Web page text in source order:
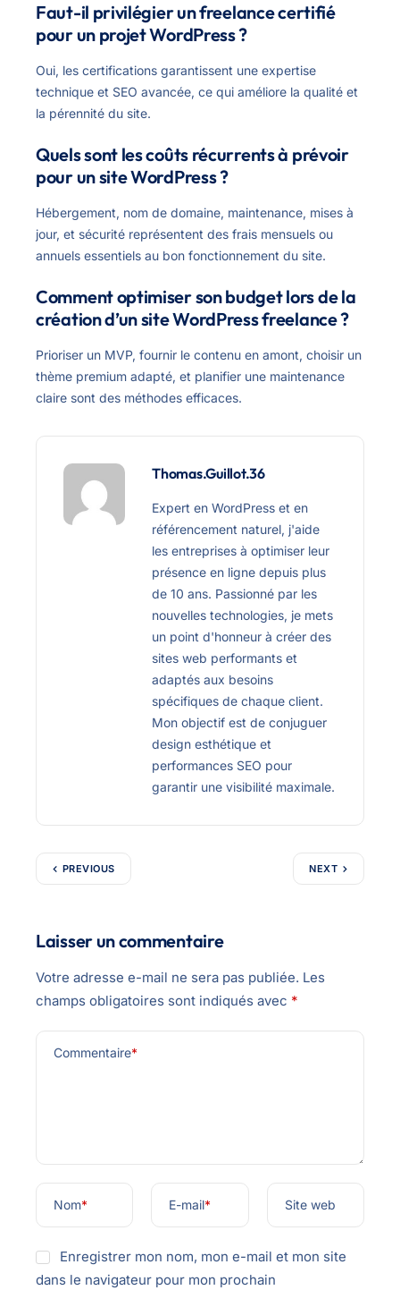
Faut-il privilégier un freelance certifié
pour un projet WordPress ?
Oui, les certifications garantissent une expertise
technique et SEO avancée, ce qui améliore la qualité et
la pérennité du site.
Quels sont les coûts récurrents à prévoir
pour un site WordPress ?
Hébergement, nom de domaine, maintenance, mises à
jour, et sécurité représentent des frais mensuels ou
annuels essentiels au bon fonctionnement du site.
Comment optimiser son budget lors de la
création d’un site WordPress freelance ?
Prioriser un MVP, fournir le contenu en amont, choisir un
thème premium adapté, et planifier une maintenance
claire sont des méthodes efficaces.
Thomas.Guillot.36
Expert en WordPress et en
référencement naturel, j'aide
les entreprises à optimiser leur
présence en ligne depuis plus
de 10 ans. Passionné par les
nouvelles technologies, je mets
un point d'honneur à créer des
sites web performants et
adaptés aux besoins
spécifiques de chaque client.
Mon objectif est de conjuguer
design esthétique et
performances SEO pour
garantir une visibilité maximale.
PREVIOUS NEXT
Laisser un commentaire
Votre adresse e-mail ne sera pas publiée. Les
champs obligatoires sont indiqués avec *
Commentaire*
Nom* E-mail* Site web
Enregistrer mon nom, mon e-mail et mon site
dans le navigateur pour mon prochain